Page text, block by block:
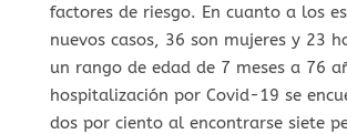
factores de riesgo. En cuanto a los
nuevos casos, 36 son mujeres y 23
un rango de edad de 7 meses a 76
hospitalización por Covid-19 se
dos por ciento al encontrarse siete